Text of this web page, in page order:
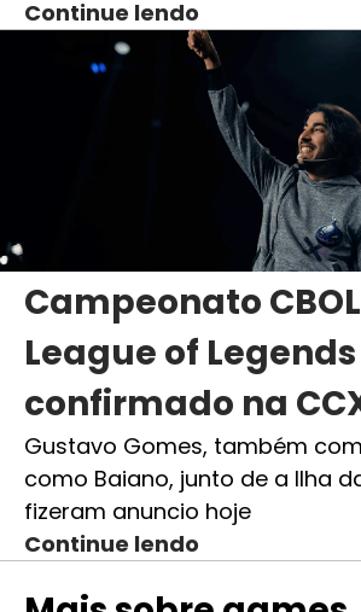
Continue lendo
Campeonato
League of Legends
confirmado na
Gustavo Gomes, também
como Baiano, junto de a Ilha
fizeram anuncio hoje
Continue lendo